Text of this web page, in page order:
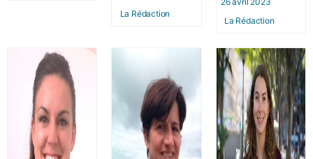
La Rédaction
La Rédaction